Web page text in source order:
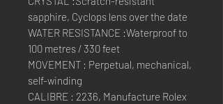
sapphire, Cyclops lens over the date
WATER RESISTANCE :Waterproof to
100 metres / 330 feet
MOVEMENT : Perpetual, mechanical,
self-winding
CALIBRE : 2236, Manufacture Rolex